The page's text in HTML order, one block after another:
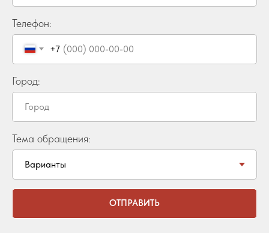
Телефон:
+7
Город:
Тема обращения:
ОТПРАВИТЬ